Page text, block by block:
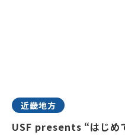
近畿地方
USF presents “はじめ